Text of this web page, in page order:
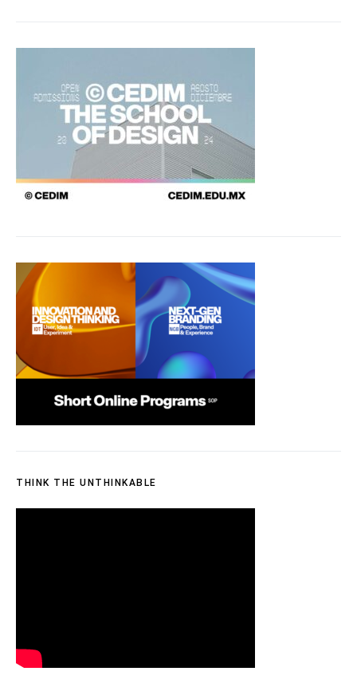
THINK THE UNTHINKABLE